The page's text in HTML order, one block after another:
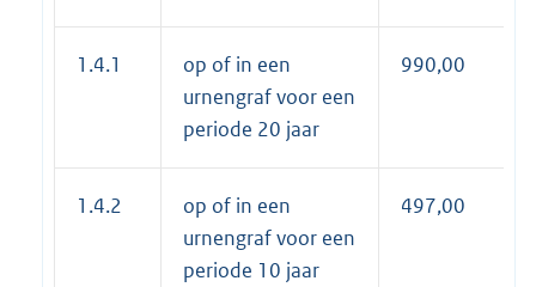
1.4.1
op of in een
urnengraf voor een
periode 20 jaar
990,00
1.4.2
op of in een
urnengraf voor een
periode 10 jaar
497,00